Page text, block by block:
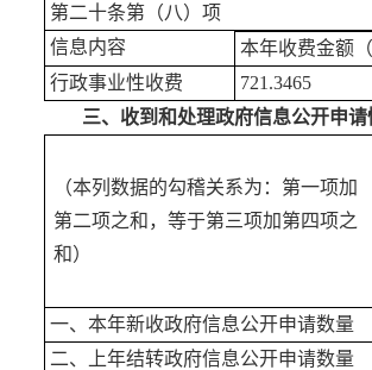
第二十条第（八）项
信息内容
本年收费金额
行政事业性收费
721.3465
三、收到和处理政府信息公开申请
（本列数据的勾稽关系为：第一项加
第二项之和，等于第三项加第四项之
和）
一、本年新收政府信息公开申请数量
二、上年结转政府信息公开申请数量